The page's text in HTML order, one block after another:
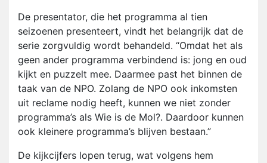
De presentator, die het programma al tien
seizoenen presenteert, vindt het belangrijk dat de
serie zorgvuldig wordt behandeld. “Omdat het als
geen ander programma verbindend is: jong en oud
kijkt en puzzelt mee. Daarmee past het binnen de
taak van de NPO. Zolang de NPO ook inkomsten
uit reclame nodig heeft, kunnen we niet zonder
programma’s als Wie is de Mol?. Daardoor kunnen
ook kleinere programma’s blijven bestaan.”
De kijkcijfers lopen terug, wat volgens hem